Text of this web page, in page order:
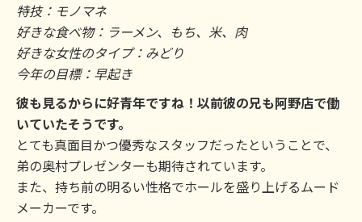
特技：モノマネ
好きな食べ物：ラーメン、もち、米、肉
好きな女性のタイプ：みどり
今年の目標：早起き
彼も見るからに好青年ですね！以前彼の兄も阿野店で働
いていたそうです。
とても真面目かつ優秀なスタッフだったということで、
弟の奥村プレゼンターも期待されています。
また、持ち前の明るい性格でホールを盛り上げるムード
メーカーです。